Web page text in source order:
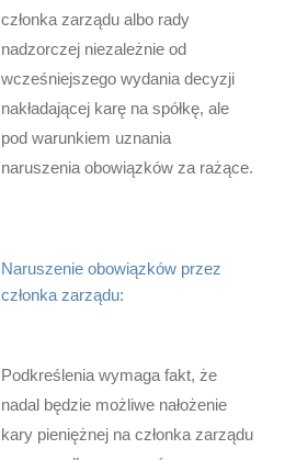
członka zarządu albo rady
nadzorczej niezależnie od
wcześniejszego wydania decyzji
nakładającej karę na spółkę, ale
pod warunkiem uznania
naruszenia obowiązków za rażące.
Naruszenie obowiązków przez
członka zarządu:
Podkreślenia wymaga fakt, że
nadal będzie możliwe nałożenie
kary pieniężnej na członka zarządu